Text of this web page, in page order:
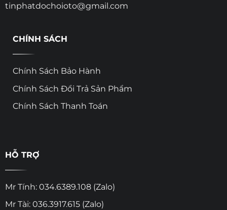
tinphatdochoioto@gmail.com
CHÍNH SÁCH
Chính Sách Bảo Hành
Chính Sách Đổi Trả Sản Phẩm
Chính Sách Thanh Toán
HỖ TRỢ
Mr Tính: 034.6389.108 (Zalo)
Mr Tài: 036.3917.615 (Zalo)